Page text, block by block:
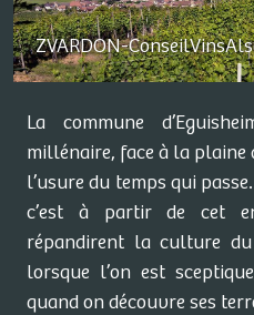
ZVARDON-
La commune
millénaire, face à la plaine
l’usure du temps qui
c’est à partir de cet
répandirent la culture
lorsque l’on est
quand on découvre ses